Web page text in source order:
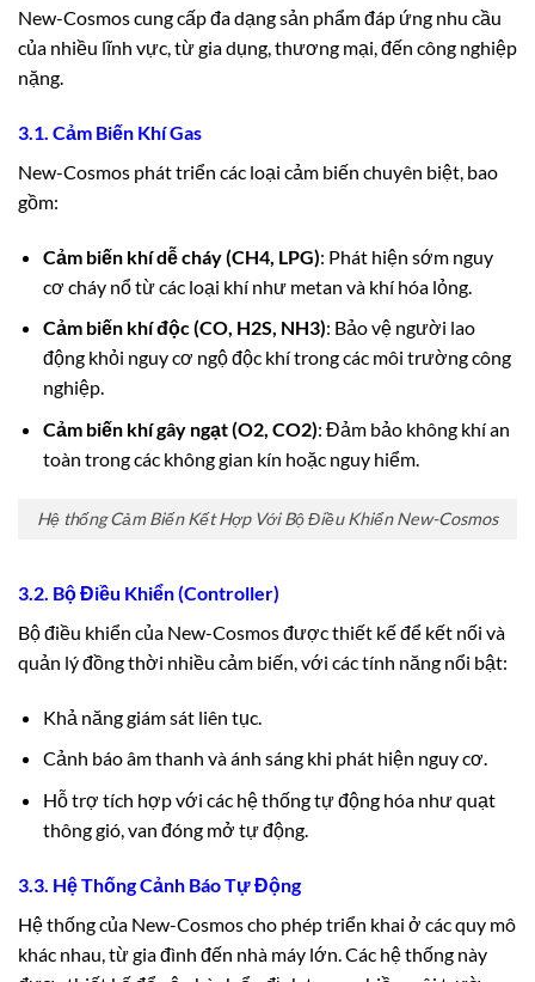
New-Cosmos cung cấp đa dạng sản phẩm đáp ứng nhu cầu
của nhiều lĩnh vực, từ gia dụng, thương mại, đến công nghiệp
nặng.
3.1. Cảm Biến Khí Gas
New-Cosmos phát triển các loại cảm biến chuyên biệt, bao
gồm:
Cảm biến khí dễ cháy (CH4, LPG): Phát hiện sớm nguy
cơ cháy nổ từ các loại khí như metan và khí hóa lỏng.
Cảm biến khí độc (CO, H2S, NH3): Bảo vệ người lao
động khỏi nguy cơ ngộ độc khí trong các môi trường công
nghiệp.
Cảm biến khí gây ngạt (O2, CO2): Đảm bảo không khí an
toàn trong các không gian kín hoặc nguy hiểm.
Hệ thống Cảm Biến Kết Hợp Với Bộ Điều Khiển New-Cosmos
3.2. Bộ Điều Khiển (Controller)
Bộ điều khiển của New-Cosmos được thiết kế để kết nối và
quản lý đồng thời nhiều cảm biến, với các tính năng nổi bật:
Khả năng giám sát liên tục.
Cảnh báo âm thanh và ánh sáng khi phát hiện nguy cơ.
Hỗ trợ tích hợp với các hệ thống tự động hóa như quạt
thông gió, van đóng mở tự động.
3.3. Hệ Thống Cảnh Báo Tự Động
Hệ thống của New-Cosmos cho phép triển khai ở các quy mô
khác nhau, từ gia đình đến nhà máy lớn. Các hệ thống này